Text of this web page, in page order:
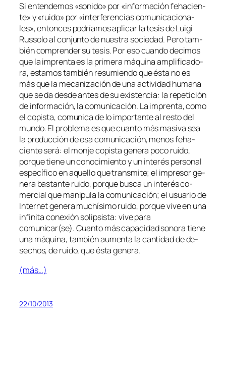
Si en­ten­de­mos «so­ni­do» por «in­for­ma­ción feha­cien­
te» y «rui­do» por «in­ter­fe­ren­cias co­mu­ni­ca­cio­na­
les», en­ton­ces po­dría­mos apli­car la te­sis de Luigi
Russolo al con­jun­to de nues­tra so­cie­dad. Pero tam­
bién com­pren­der su te­sis. Por eso cuan­do de­ci­mos
que la im­pren­ta es la pri­me­ra má­qui­na am­pli­fi­ca­do­
ra, es­ta­mos tam­bién re­su­mien­do que és­ta no es
más que la me­ca­ni­za­ción de una ac­ti­vi­dad hu­ma­na
que se da des­de an­tes de su exis­ten­cia: la re­pe­ti­ción
de in­for­ma­ción, la co­mu­ni­ca­ción. La im­pren­ta, co­mo
el co­pis­ta, co­mu­ni­ca de lo im­por­tan­te al res­to del
mun­do. El pro­ble­ma es que cuan­to más ma­si­va sea
la pro­duc­ción de esa co­mu­ni­ca­ción, me­nos feha­
cien­te se­rá: el mon­je co­pis­ta ge­ne­ra po­co rui­do,
por­que tie­ne un co­no­ci­mien­to y un in­te­rés per­so­nal
es­pe­cí­fi­co en aque­llo que trans­mi­te; el im­pre­sor ge­
ne­ra bas­tan­te rui­do, por­que bus­ca un in­te­rés co­
mer­cial que ma­ni­pu­la la co­mu­ni­ca­ción; el usua­rio de
Internet ge­ne­ra mu­chí­si­mo rui­do, por­que vi­ve en una
in­fi­ni­ta co­ne­xión so­lip­sis­ta: vi­ve pa­ra
comunicar(se). Cuanto más ca­pa­ci­dad so­no­ra tie­ne
una má­qui­na, tam­bién au­men­ta la can­ti­dad de de­
se­chos, de rui­do, que és­ta genera.
(más…)
22/10/2013